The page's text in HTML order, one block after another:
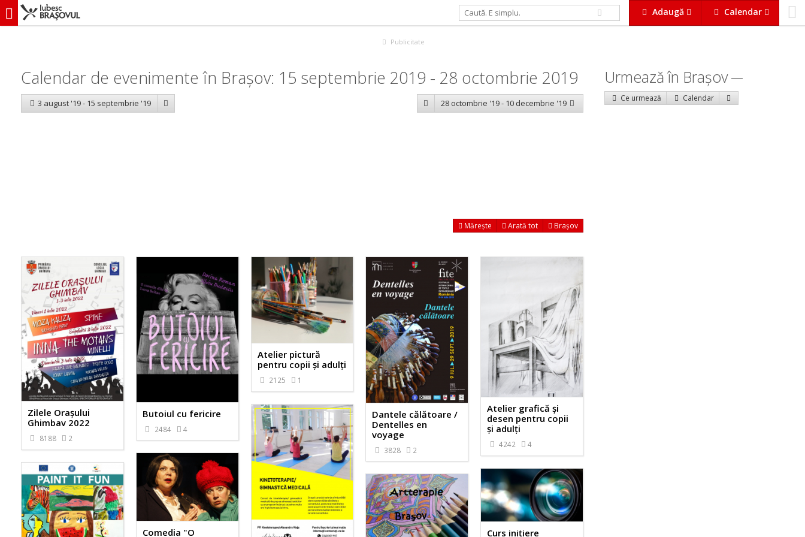
Adaugă Calendar
iubescbraşovul.ro
Publicitate
Calendar de evenimente în Brașov: 15 septembrie 2019 - 28 octombrie 2019
3 august '19 - 15 septembrie '19 28 octombrie '19 - 10 decembrie '19
Mărește Arată tot Brașov
Zilele Orașului
Ghimbav 2022
8188 2
Butoiul cu fericire
2484 4
Atelier pictură
pentru copii și adulți
2125 1
Dantele călătoare /
Dentelles en
voyage
3828 2
Atelier grafică și
desen pentru copii
și adulți
4242 4
Comedia "O
Curs inițiere
Urmează în Braşov
Ce urmează Calendar